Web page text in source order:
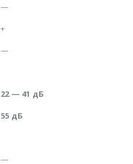
—
+
—
22 — 41 дБ
55 дБ
—